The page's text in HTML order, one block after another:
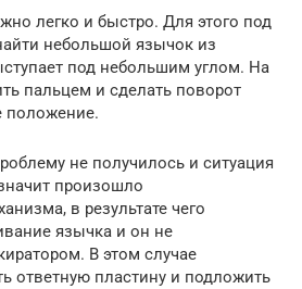
легко и быстро. Для этого под
небольшой язычок из
под небольшим углом. На
пальцем и сделать поворот
положение.
не получилось и ситуация
произошло
в результате чего
язычка и он не
В этом случае
ответную пластину и подложить